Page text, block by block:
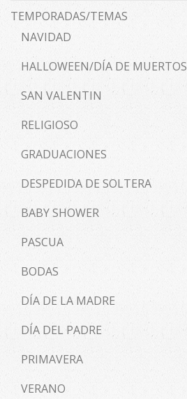
TEMPORADAS/TEMAS
NAVIDAD
HALLOWEEN/DÍA DE MUERTOS
SAN VALENTIN
RELIGIOSO
GRADUACIONES
DESPEDIDA DE SOLTERA
BABY SHOWER
PASCUA
BODAS
DÍA DE LA MADRE
DÍA DEL PADRE
PRIMAVERA
VERANO